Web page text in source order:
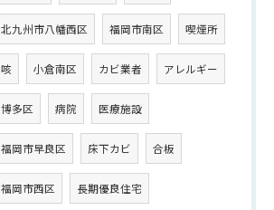
北九州市八幡西区 福岡市南区 喫煙所
咳 小倉南区 カビ業者 アレルギー
博多区 病院 医療施設
福岡市早良区 床下カビ 合板
福岡市西区 長期優良住宅